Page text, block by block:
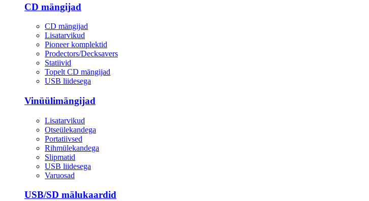
CD mängijad
CD mängijad
Lisatarvikud
Pioneer komplektid
Prodectors/Decksavers
Statiivid
Topelt CD mängijad
USB liidesega
Vinüülimängijad
Lisatarvikud
Otseülekandega
Portatiivsed
Rihmülekandega
Slipmatid
USB liidesega
Varuosad
USB/SD mälukaardid